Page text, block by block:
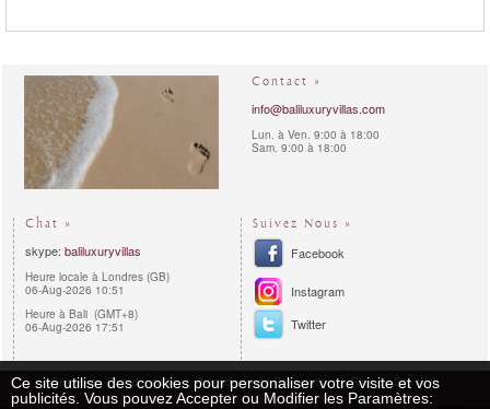
Contact »
info@baliluxuryvillas.com
Lun. à Ven. 9:00 à 18:00
Sam. 9:00 à 18:00
Chat »
skype: baliluxuryvillas
Heure locale à Londres (GB)
06-Aug-2026 10:51
Heure à Bali (GMT+8)
06-Aug-2026 17:51
Suivez Nous »
Facebook
Instagram
Twitter
Règles de Confidentialité Procédures de Réservation Plan du Site Web
Copyright 2011 - 2026 | Bali Luxury Villas™
Ce site utilise des cookies pour personaliser votre visite et vos
publicités. Vous pouvez Accepter ou Modifier les Paramètres: